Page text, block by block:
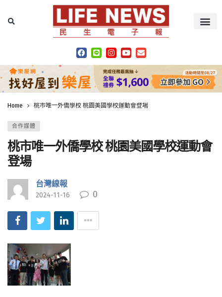
Home 桃市唯一外僑學校 桃園美國學校運動會登場
合作媒體
桃市唯一外僑學校 桃園美國學校運動會
登場
台灣線報
2024-11-16 0